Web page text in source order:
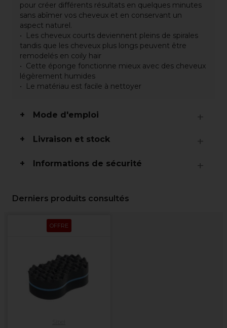
pour créer différents résultats en quelques minutes
sans abîmer vos cheveux et en conservant un
aspect naturel.
Les cheveux courts deviennent pleins de spirales
tandis que les cheveux plus longs peuvent être
remodelés en coily hair
Cette éponge fonctionne mieux avec des cheveux
légèrement humides
Le matériau est facile à nettoyer
Mode d'emploi
Livraison et stock
Informations de sécurité
Derniers produits consultés
OFFRE